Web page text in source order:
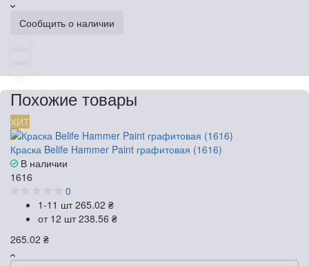
Сообщить о наличии
Похожие товары
ХИТ
Краска Belife Hammer Paint графитовая (1616)
В наличии
1616
0
1-11 шт265.02 ₴
от 12 шт238.56 ₴
265.02 ₴